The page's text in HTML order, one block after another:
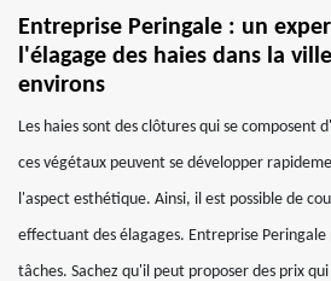
Entreprise Peringale : un
l'élagage des haies dans la
environs
Les haies sont des clôtures qui se composent
ces végétaux peuvent se développer
l'aspect esthétique. Ainsi, il est possible de
effectuant des élagages. Entreprise
tâches. Sachez qu'il peut proposer des prix